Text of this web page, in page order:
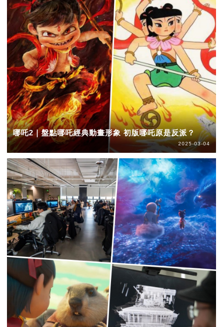
哪吒2｜盤點哪吒經典動畫形象 初版哪吒原是反派？
2025-03-04